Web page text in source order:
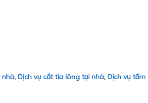
nhà, Dịch vụ cắt tỉa lông tại nhà, Dịch vụ tắm